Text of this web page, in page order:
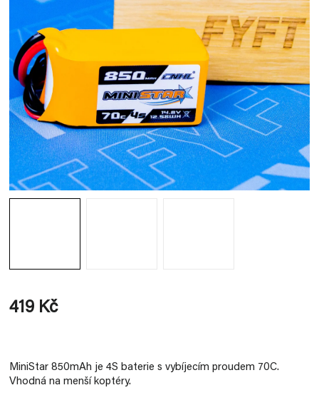
419 Kč
MiniStar 850mAh je 4S baterie s vybíjecím proudem 70C.
Vhodná na menší koptéry.